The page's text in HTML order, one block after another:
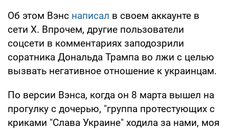
Об этом Вэнс написал в своем аккаунте в
сети Х. Впрочем, другие пользователи
соцсети в комментариях заподозрили
соратника Дональда Трампа во лжи с целью
вызвать негативное отношение к украинцам.
По версии Вэнса, когда он 8 марта вышел на
прогулку с дочерью, "группа протестующих с
криками "Слава Украине" ходила за нами, моя